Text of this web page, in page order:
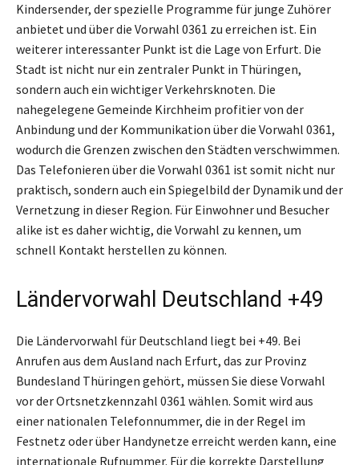
Kindersender, der spezielle Programme für junge Zuhörer
anbietet und über die Vorwahl 0361 zu erreichen ist. Ein
weiterer interessanter Punkt ist die Lage von Erfurt. Die
Stadt ist nicht nur ein zentraler Punkt in Thüringen,
sondern auch ein wichtiger Verkehrsknoten. Die
nahegelegene Gemeinde Kirchheim profitier von der
Anbindung und der Kommunikation über die Vorwahl 0361,
wodurch die Grenzen zwischen den Städten verschwimmen.
Das Telefonieren über die Vorwahl 0361 ist somit nicht nur
praktisch, sondern auch ein Spiegelbild der Dynamik und der
Vernetzung in dieser Region. Für Einwohner und Besucher
alike ist es daher wichtig, die Vorwahl zu kennen, um
schnell Kontakt herstellen zu können.
Ländervorwahl Deutschland +49
Die Ländervorwahl für Deutschland liegt bei +49. Bei
Anrufen aus dem Ausland nach Erfurt, das zur Provinz
Bundesland Thüringen gehört, müssen Sie diese Vorwahl
vor der Ortsnetzkennzahl 0361 wählen. Somit wird aus
einer nationalen Telefonnummer, die in der Regel im
Festnetz oder über Handynetze erreicht werden kann, eine
internationale Rufnummer. Für die korrekte Darstellung